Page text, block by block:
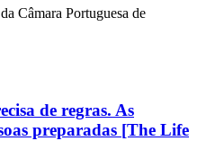
Câmara Portuguesa de
de regras. As
preparadas [The Life